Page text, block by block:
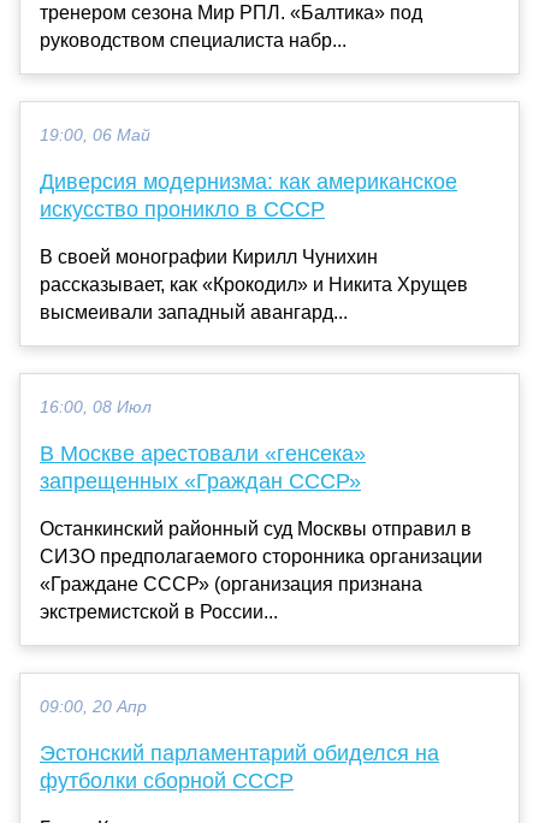
тренером сезона Мир РПЛ. «Балтика» под
руководством специалиста набр...
19:00, 06 Май
Диверсия модернизма: как американское
искусство проникло в СССР
В своей монографии Кирилл Чунихин
рассказывает, как «Крокодил» и Никита Хрущев
высмеивали западный авангард...
16:00, 08 Июл
В Москве арестовали «генсека»
запрещенных «Граждан СССР»
Останкинский районный суд Москвы отправил в
СИЗО предполагаемого сторонника организации
«Граждане СССР» (организация признана
экстремистской в России...
09:00, 20 Апр
Эстонский парламентарий обиделся на
футболки сборной СССР